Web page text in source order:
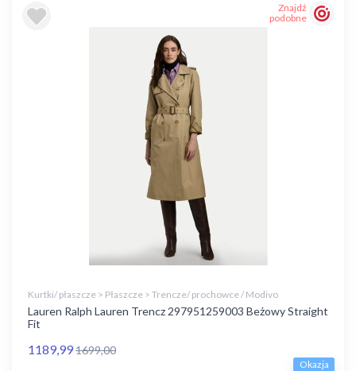
Okazja
Znajdź
podobne
Kurtki/ płaszcze > Płaszcze > Trencze/ prochowce / Modivo
Lauren Ralph Lauren Trencz 297951259003 Beżowy Straight
Fit
1189,991699,00